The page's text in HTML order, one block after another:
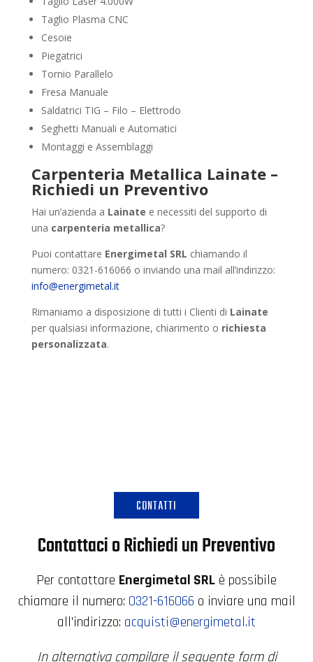
Taglio Plasma CNC
Cesoie
Piegatrici
Tornio Parallelo
Fresa Manuale
Saldatrici TIG – Filo – Elettrodo
Seghetti Manuali e Automatici
Montaggi e Assemblaggi
Carpenteria Metallica Lainate –
Richiedi un Preventivo
Hai un’azienda a Lainate e necessiti del supporto di
una carpenteria metallica?
Puoi contattare Energimetal SRL chiamando il
numero: 0321-616066 o inviando una mail all’indirizzo:
info@energimetal.it
Rimaniamo a disposizione di tutti i Clienti di Lainate
per qualsiasi informazione, chiarimento o richiesta
personalizzata.
CONTATTI
Contattaci o Richiedi un Preventivo
Per contattare Energimetal SRL è possibile
chiamare il numero: 0321-616066 o inviare una mail
all'indirizzo: acquisti@energimetal.it
In alternativa compilare il seguente form di